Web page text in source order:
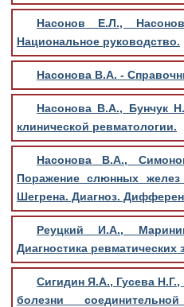
Насонов Е.Л.,
Национальное руководство.
Насонова В.А. -
Насонова В.А., Бунчук
клинической ревматологии.
Насонова В.А.,
Поражение слюнных
Шегрена. Диагноз.
Реуцкий И.А.,
Диагностика ревматических
Сигидин Я.А., Гусева
болезни